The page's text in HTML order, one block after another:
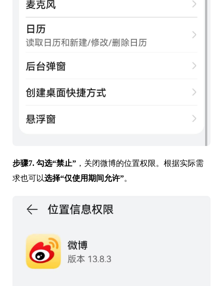
步骤7. 勾选“禁止” ，关闭微博的位置权限。根据实际需
求也可以选择“仅使用期间允许”。